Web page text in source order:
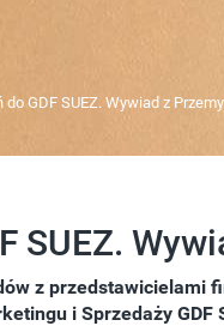
do GDF SUEZ. Wywiad z
SUEZ.
z przedstawicielami
i Sprzedaży GDF